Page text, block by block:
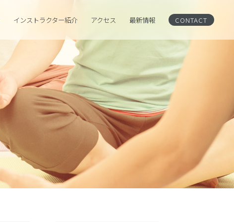
インストラクター紹介 アクセス 最新情報 CONTACT